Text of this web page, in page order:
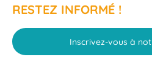
RESTEZ INFORMÉ !
Inscrivez-vous à